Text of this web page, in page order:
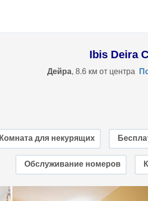
Ibis Deira
Дейра, 8.6 км от центра
Комната для некурящих
Обслуживание номеров